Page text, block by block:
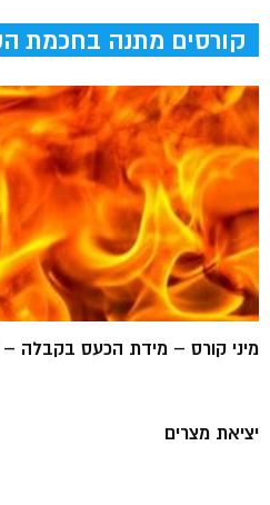
קורסים מתנה בחכמת
מיני קורס – מידת הכעס בקבלה
יציאת מצרים